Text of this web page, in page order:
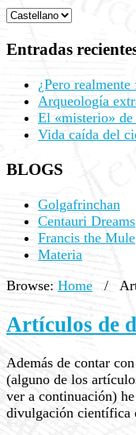
Entradas
¿Pero
Arqueología
El «misterio» de
Vida caída del
BLOGS
Golgafrinchan
Centauri Dreams
Francis the Mule
Materia
Browse: Home /
Artículos de
Además de contar
(alguno de los
ver a continuación)
divulgación científica